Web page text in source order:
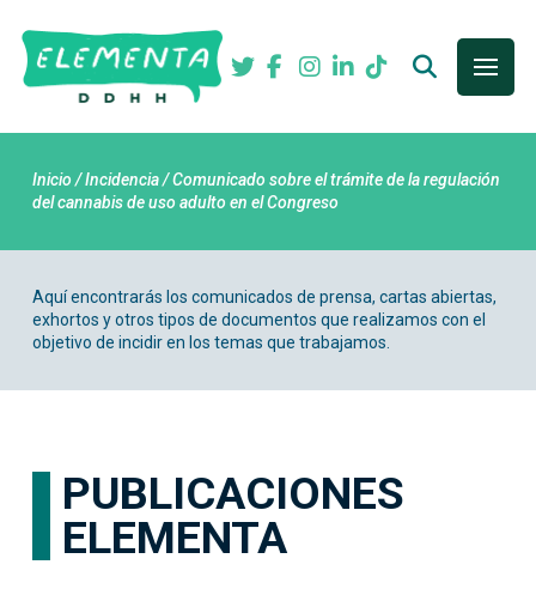
Inicio / Incidencia / Comunicado sobre el trámite de la regulación
del cannabis de uso adulto en el Congreso
Aquí encontrarás los comunicados de prensa, cartas abiertas,
exhortos y otros tipos de documentos que realizamos con el
objetivo de incidir en los temas que trabajamos.
PUBLICACIONES
ELEMENTA